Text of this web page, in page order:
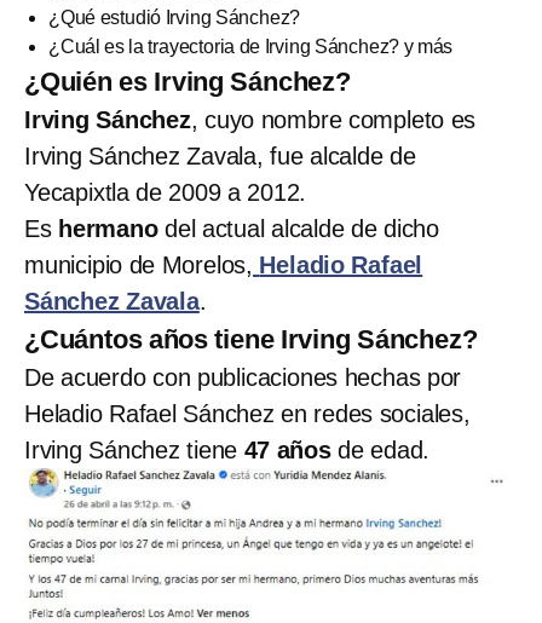
¿Qué estudió Irving Sánchez?
¿Cuál es la trayectoria de Irving Sánchez? y más
¿Quién es Irving Sánchez?
Irving Sánchez, cuyo nombre completo es
Irving Sánchez Zavala, fue alcalde de
Yecapixtla de 2009 a 2012.
Es hermano del actual alcalde de dicho
municipio de Morelos, Heladio Rafael
Sánchez Zavala.
¿Cuántos años tiene Irving Sánchez?
De acuerdo con publicaciones hechas por
Heladio Rafael Sánchez en redes sociales,
Irving Sánchez tiene 47 añosde edad.